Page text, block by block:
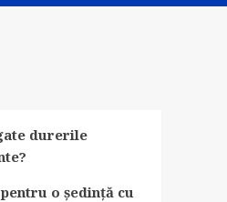
durerile
o ședință cu